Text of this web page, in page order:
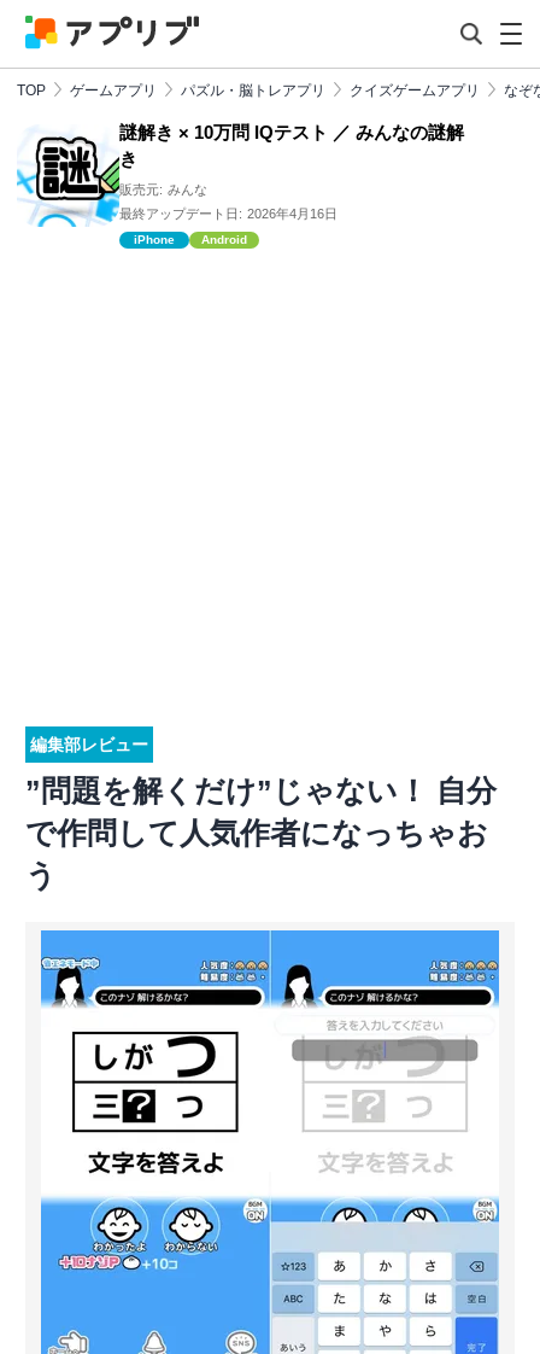
TOP ゲームアプリ パズル・脳トレアプリ クイズゲームアプリ なぞ
謎解き × 10万問 IQテスト ／ みんなの謎解
き
販売元: みんな
最終アップデート日: 2026年4月16日
iPhone Android
編集部レビュー
”問題を解くだけ”じゃない！ 自分
で作問して人気作者になっちゃお
う